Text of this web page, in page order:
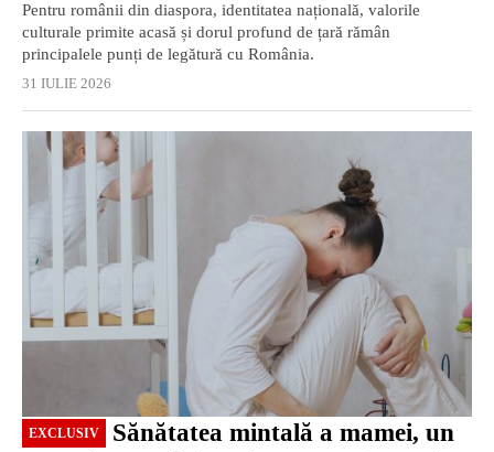
Pentru românii din diaspora, identitatea națională, valorile
culturale primite acasă și dorul profund de țară rămân
principalele punți de legătură cu România.
31 IULIE 2026
EXCLUSIV
EXCLUSIV